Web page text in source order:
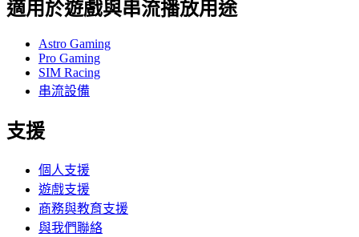
適用於遊戲與串流播放用途
Astro Gaming
Pro Gaming
SIM Racing
串流設備
支援
個人支援
遊戲支援
商務與教育支援
與我們聯絡